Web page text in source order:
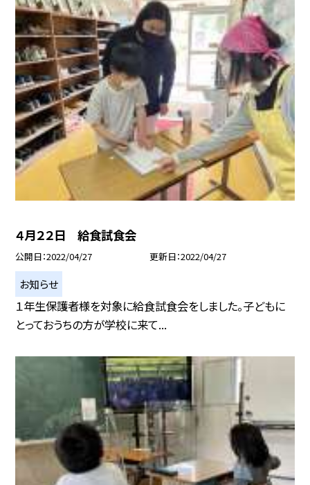
４月２２日 給食試食会
公開日 2022/04/27 更新日 2022/04/27
お知らせ
１年生保護者様を対象に給食試食会をしました。子どもに
とっておうちの方が学校に来て...